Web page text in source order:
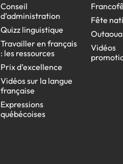
Conseil
d’administration
Quizz linguistique
Travailler en français
: les ressources
Prix d’excellence
Vidéos sur la langue
française
Expressions
québécoises
Fête
Vidéos